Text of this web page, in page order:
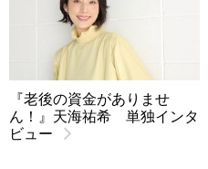
『老後の資金がありませ
ん！』天海祐希 単独インタ
ビュー